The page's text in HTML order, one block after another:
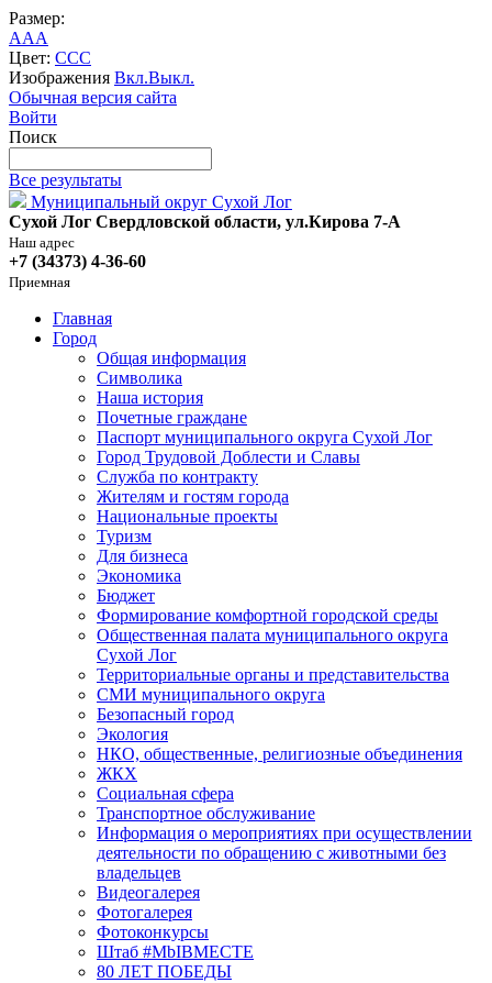
Размер:
AAA
Цвет: CCC
Изображения Вкл.Выкл.
Обычная версия сайта
Войти
Поиск
Все результаты
Муниципальный округ Сухой Лог
Сухой Лог Свердловской области, ул.Кирова 7-А
Наш адрес
+7 (34373) 4-36-60
Приемная
Главная
Город
Общая информация
Символика
Наша история
Почетные граждане
Паспорт муниципального округа Сухой Лог
Город Трудовой Доблести и Славы
Служба по контракту
Жителям и гостям города
Национальные проекты
Туризм
Для бизнеса
Экономика
Бюджет
Формирование комфортной городской среды
Общественная палата муниципального округа
Сухой Лог
Территориальные органы и представительства
СМИ муниципального округа
Безопасный город
Экология
НКО, общественные, религиозные объединения
ЖКХ
Социальная сфера
Транспортное обслуживание
Информация о мероприятиях при осуществлении
деятельности по обращению с животными без
владельцев
Видеогалерея
Фотогалерея
Фотоконкурсы
Штаб #MbIBMECTE
80 ЛЕТ ПОБЕДЫ